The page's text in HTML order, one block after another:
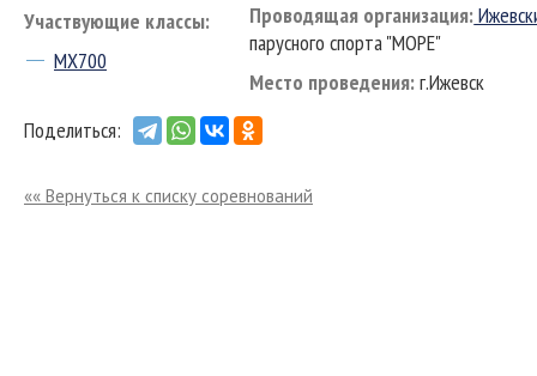
Участвующие классы:
MX700
Проводящая организация:
парусного спорта "МОРЕ"
Место проведения:г.Ижевск
Поделиться:
«« Вернуться к списку соревнований